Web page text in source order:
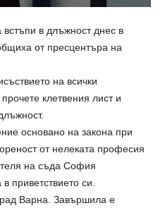
в длъжност днес в
от пресцентъра на
на всички
клетвения лист и
основано на закона при
от нелеката професия
на съда София
приветствието си.
Варна. Завършила е